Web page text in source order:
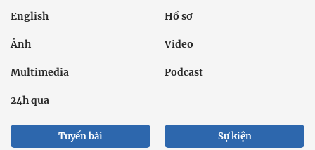
English Hồ sơ
Ảnh Video
Multimedia Podcast
24h qua
Tuyến bài Sự kiện